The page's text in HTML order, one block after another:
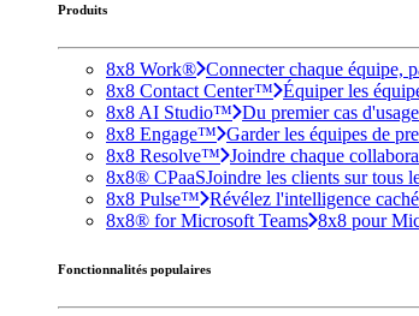
Produits
8x8 Work® Connecter chaque équipe,
8x8 Contact Center™ Équiper les
8x8 AI Studio™ Du premier cas
8x8 Engage™ Garder les équipes de
8x8 Resolve™ Joindre chaque
8x8® CPaaSJoindre les clients sur tous
8x8 Pulse™ Révélez l'intelligence
8x8® for Microsoft Teams 8x8 pour
Fonctionnalités populaires